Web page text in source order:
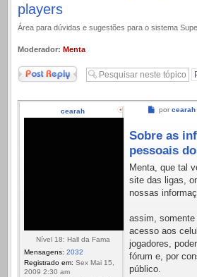
players
Área para dúvidas e sugestões para o sistema
Moderador: Menta
Responder
cearah
Nível 18: Hall da Fama
Mensagens: 2032
Registrado em: Sex Mai 15,
2009 2:30 am
Mensagem
por cearah
Sobre as
pessoais
Menta, que tal
site das ligas,
nossas
assim,
acesso aos
jogadores,
fórum e, por
público.